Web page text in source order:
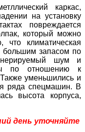
каркас,
на установку
повреждается
который можно
что климатическая
большим запасом по
шум и
по отношению к
уменьшились и
ряда спецмашин. В
высота корпуса,
день уточняйте